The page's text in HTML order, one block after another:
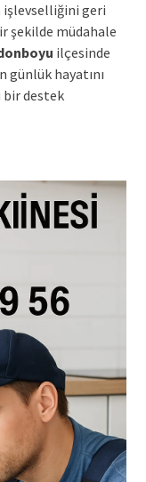
işlevselliğini geri
şekilde müdahale
ilçesinde
günlük hayatını
destek